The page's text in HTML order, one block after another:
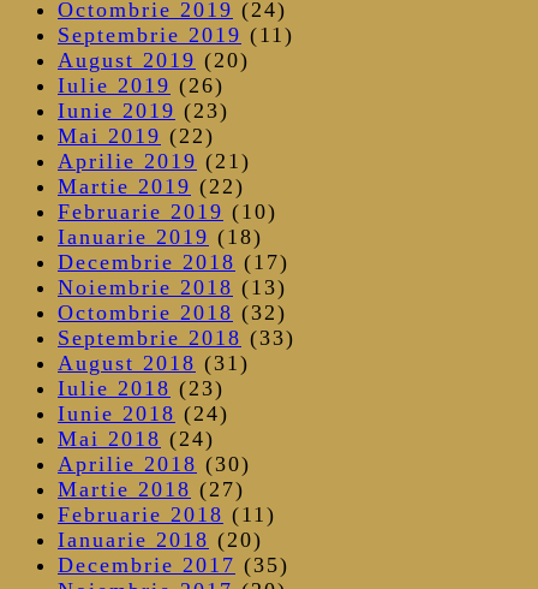
Octombrie 2019 (24)
Septembrie 2019 (11)
August 2019 (20)
Iulie 2019 (26)
Iunie 2019 (23)
Mai 2019 (22)
Aprilie 2019 (21)
Martie 2019 (22)
Februarie 2019 (10)
Ianuarie 2019 (18)
Decembrie 2018 (17)
Noiembrie 2018 (13)
Octombrie 2018 (32)
Septembrie 2018 (33)
August 2018 (31)
Iulie 2018 (23)
Iunie 2018 (24)
Mai 2018 (24)
Aprilie 2018 (30)
Martie 2018 (27)
Februarie 2018 (11)
Ianuarie 2018 (20)
Decembrie 2017 (35)